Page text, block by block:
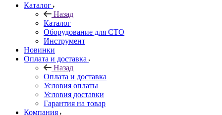
Каталог
Назад
Каталог
Оборудование для СТО
Инструмент
Новинки
Оплата и доставка
Назад
Оплата и доставка
Условия оплаты
Условия доставки
Гарантия на товар
Компания